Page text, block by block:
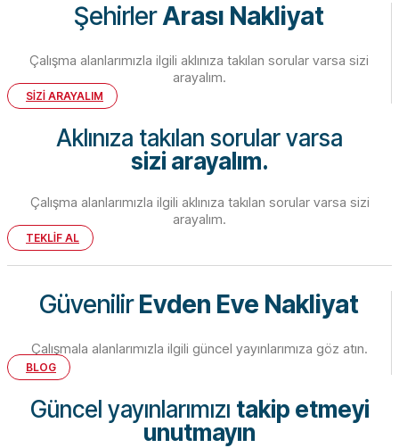
ŞehirlerArası Nakliyat
Çalışma alanlarımızla ilgili aklınıza takılan sorular varsa sizi
arayalım.
SİZİ ARAYALIM
Aklınıza takılan sorular varsa
sizi arayalım.
Çalışma alanlarımızla ilgili aklınıza takılan sorular varsa sizi
arayalım.
TEKLİF AL
GüvenilirEvden Eve Nakliyat
Çalışmala alanlarımızla ilgili güncel yayınlarımıza göz atın.
BLOG
Güncel yayınlarımızı takip etmeyi
unutmayın